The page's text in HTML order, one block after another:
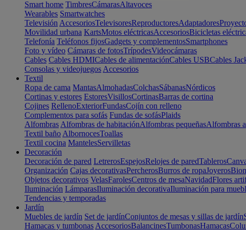
Smart home TimbresCámarasAltavoces
Wearables Smartwatches
Televisión AccesoriosTelevisoresReproductoresAdaptadores
Movilidad urbana KartsMotos eléctricasAccesoriosBicicletas
Telefonía Teléfonos fijosGadgets y complementosSmartphones
Foto y vídeo Cámaras de fotosTrípodesVideocámaras
Cables Cables HDMICables de alimentaciónCables USBCables
Consolas y videojuegos Accesorios
Textil
Ropa de cama MantasAlmohadasColchasSábanasNórdicos
Cortinas y estores EstoresVisillosCortinasBarras de cortina
Cojines RellenoExteriorFundasCojín con relleno
Complementos para sofás Fundas de sofásPlaids
Alfombras Alfombras de habitaciónAlfombras pequeñasAlfombras
Textil baño AlbornocesToallas
Textil cocina MantelesServilletas
Decoración
Decoración de pared LetrerosEspejosRelojes de paredTableros
Organización Cajas decorativasPercherosBurros de ropaJoyeros
Objetos decorativos VelasFarolesCentros de mesaNavidadFlores
Iluminación LámparasIluminación decorativaIluminación para
Tendencias y temporadas
Jardín
Muebles de jardín Set de jardínConjuntos de mesas y sillas de jardín
Hamacas y tumbonas AccesoriosBalancinesTumbonasHamacas